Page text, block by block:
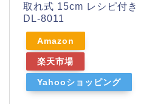
取れ式 15cm レシピ付き
DL-8011
Amazon
楽天市場
Yahooショッピング